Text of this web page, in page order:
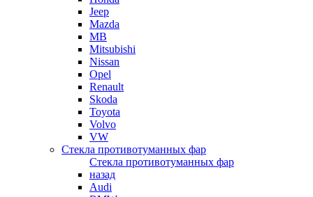
Jeep
Mazda
MB
Mitsubishi
Nissan
Opel
Renault
Skoda
Toyota
Volvo
VW
Стекла противотуманных фар
Стекла противотуманных фар
назад
Audi